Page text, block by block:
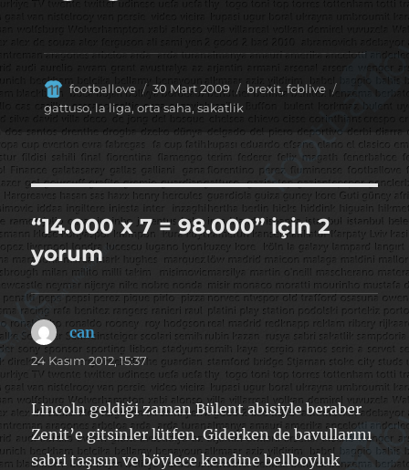
Yazar
footballove
Yayın
tarihi
30 Mart 2009 Kategoriler
brexit, fcblive
gattuso, la liga, orta saha, sakatlik
“14.000 x 7 = 98.000” için 2
yorum
candedi
ki:
24 Kasım 2012, 15:37
Lincoln geldiği zaman Bülent abisiyle beraber
Zenit’e gitsinler lütfen. Giderken de bavullarını
sabri taşısın ve böylece kendine bellboyluk